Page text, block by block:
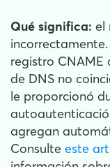
Qué significa: el
registro CNAME
de DNS no
le proporcionó
agregan
Consulte este